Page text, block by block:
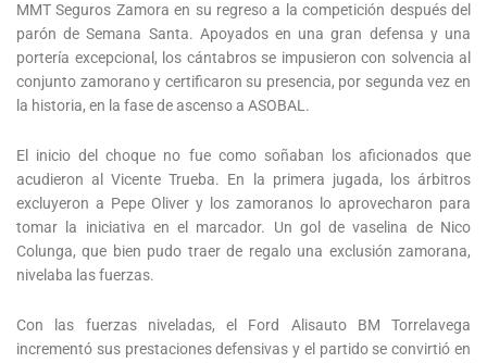
MMT Seguros Zamora en su regreso a la competición después del
parón de Semana Santa. Apoyados en una gran defensa y una
portería excepcional, los cántabros se impusieron con solvencia al
conjunto zamorano y certificaron su presencia, por segunda vez en
la historia, en la fase de ascenso a ASOBAL.
El inicio del choque no fue como soñaban los aficionados que
acudieron al Vicente Trueba. En la primera jugada, los árbitros
excluyeron a Pepe Oliver y los zamoranos lo aprovecharon para
tomar la iniciativa en el marcador. Un gol de vaselina de Nico
Colunga, que bien pudo traer de regalo una exclusión zamorana,
nivelaba las fuerzas.
Con las fuerzas niveladas, el Ford Alisauto BM Torrelavega
incrementó sus prestaciones defensivas y el partido se convirtió en